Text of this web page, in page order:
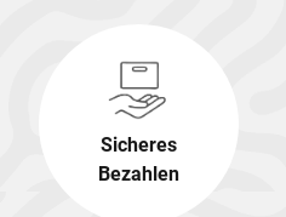
Sicheres
Bezahlen